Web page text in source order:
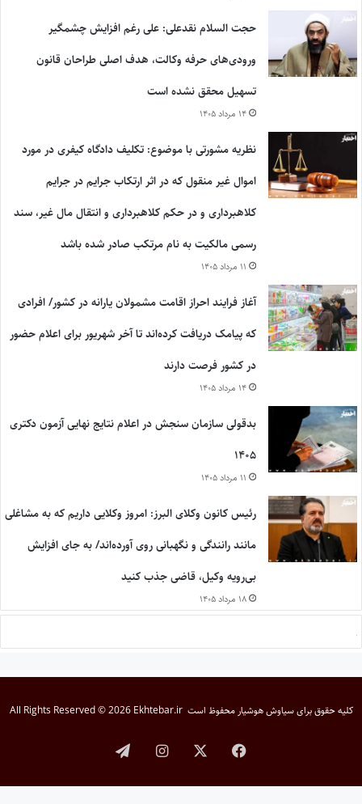
حجت السلام نقدعلی: علی رغم افزایش چشمگیر
ورودی‌های حرفه وکالت، هدف اصلی طراحان قانون
تسهیل محقق نشده است
۱۴ مرداد ۱۴۰۵
نظریه مشورتی با موضوع: تکلیف دادگاه کیفری در مورد
اموال غیر منقول که در اثر ارتکاب جرایم در جرایم
کلاهبرداری و در حکم کلاهبرداری و انتقال مال غیر، سند
رسمی مالکیت به نام مرتکب صادر شده باشد
۱۱ مرداد ۱۴۰۵
آغاز فرایند احراز اقامت مشمولان یارانه در کشور/ افرادی
که پیامک دریافت کرده‌اند تا آخر شهریور برای اعلام حضور
در کشور فرصت دارند
۱۴ مرداد ۱۴۰۵
بدقولی سازمان سنجش در اعلام نتایج نهایی آزمون دکتری
۱۴۰۵
۱۱ مرداد ۱۴۰۵
رئیس کانون وکلای البرز: امروز وکلایی داریم که به مشاغلی
مانند رانندگی و نگهبانی روی آورده‌اند/ به جای افزایش
بی‌رویه وکیل، قاضی جذب کنید
۱۸ مرداد ۱۴۰۵
کلیه حقوق برایسیاوش هوشیار محفوظ است All Rights Reserved © 2026 Ekhtebar.ir